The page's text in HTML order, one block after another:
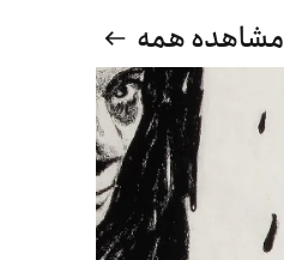
مشاهده همه